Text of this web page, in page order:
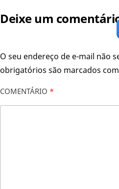
Deixe um
O seu endereço de e-mail não
obrigatórios são marcados com
COMENTÁRIO *